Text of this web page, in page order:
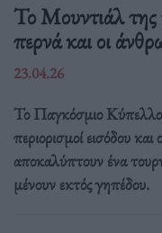
Το Μουντιάλ
περνά και οι
23.04.26
Το Παγκόσμιο Κύπελλο
περιορισμοί εισόδου και
αποκαλύπτουν ένα
μένουν εκτός γηπέδου.